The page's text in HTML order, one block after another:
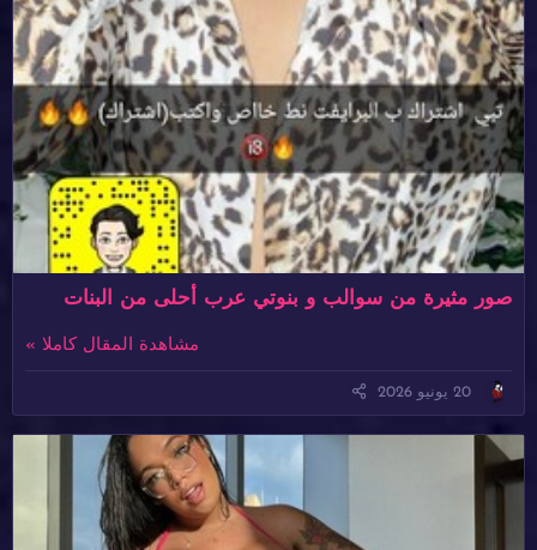
صور مثيرة من سوالب و بنوتي عرب أحلى من البنات
مشاهدة المقال كاملا »
20 يونيو 2026